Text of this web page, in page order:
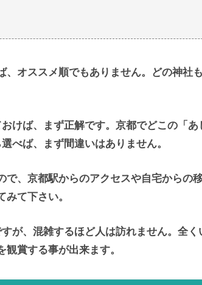
、オススメ順でもありません。どの神社
けば、まず正解です。京都でどこの「
べば、まず間違いはありません。
で、京都駅からのアクセスや自宅からの
て下さい。
が、混雑するほど人は訪れません。全
賞する事が出来ます。